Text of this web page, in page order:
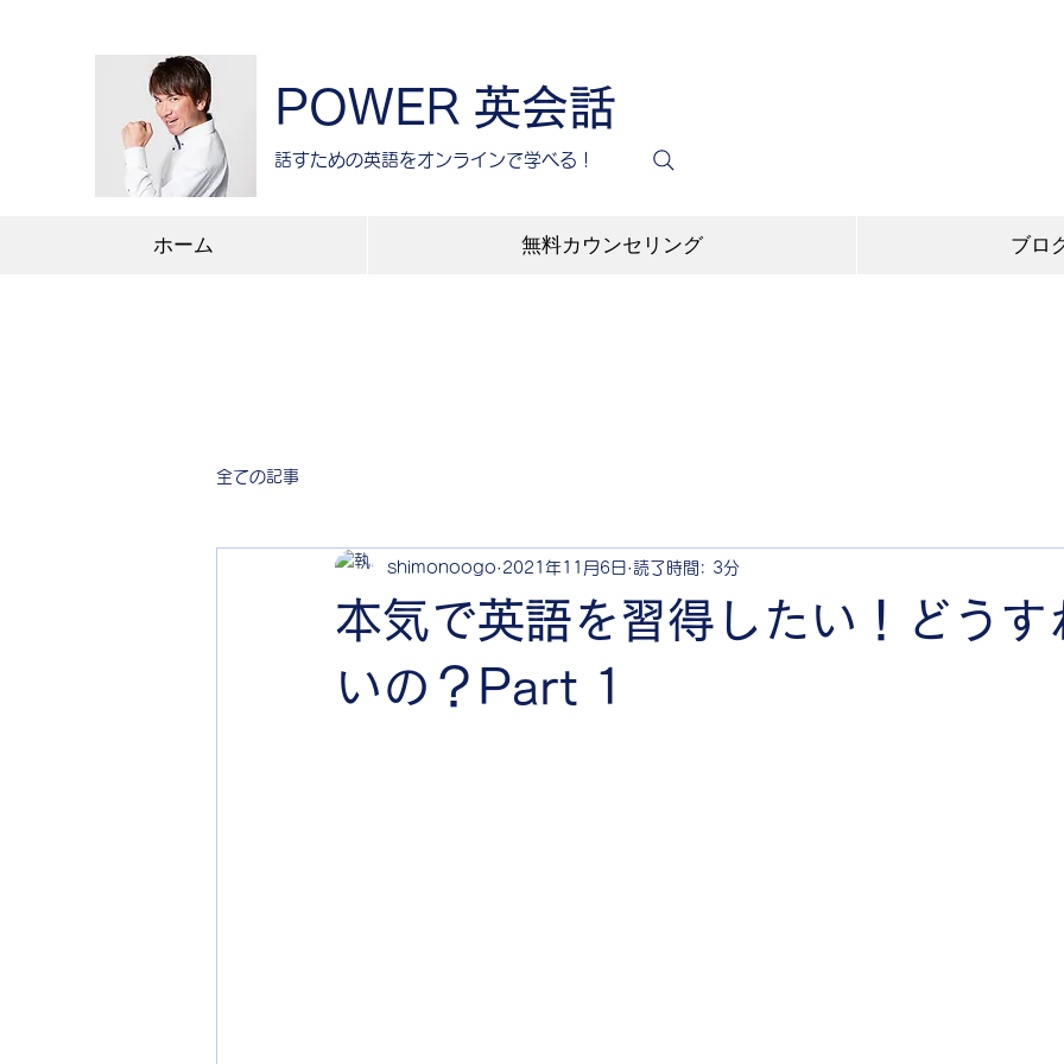
POWER 英会話
​話すための英語をオンラインで学べる！
ホーム 無料カウンセリング ブロ
全ての記事
本気で英語を習得したい！どうす
いの？Part 1
shimonoogo 2021年11月6日 読了時間: 3分